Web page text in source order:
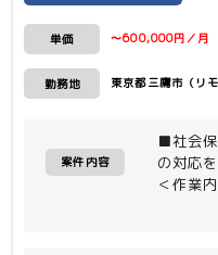
単価 〜600,000円／月
勤務地 東京都三鷹市（リ
案件内容
■社会
の対応
＜作業